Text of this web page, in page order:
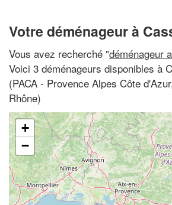
Votre déménageur à
Vous avez recherché "déménageur
Voici 3 déménageurs disponibles à
(PACA - Provence Alpes Côte
Rhône)
+
−